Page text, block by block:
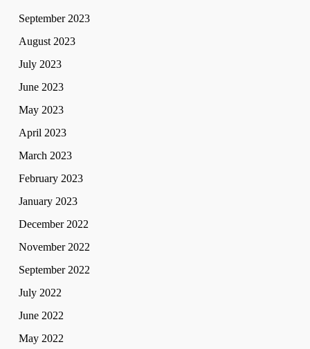
September 2023
August 2023
July 2023
June 2023
May 2023
April 2023
March 2023
February 2023
January 2023
December 2022
November 2022
September 2022
July 2022
June 2022
May 2022